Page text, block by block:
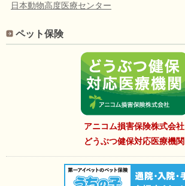
日本動物高度医療センター
ペット保険
アニコム損害保険株式会社
どうぶつ健保対応医療機関